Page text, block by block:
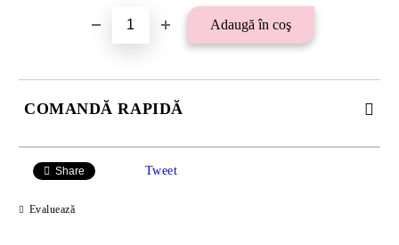
COMANDĂ RAPIDĂ
SAU 15 LEI TAXA TRANSPORT PENTRU PLATA CU
Share Tweet
Evaluează